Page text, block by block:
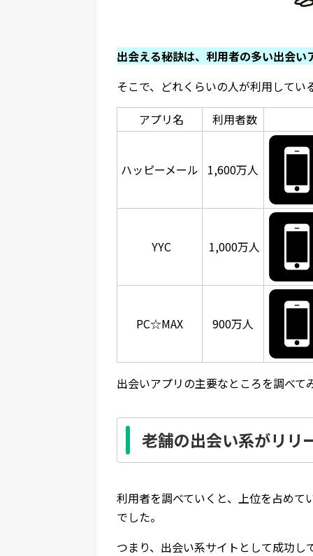
出会える秘訣は、利用者の多い出会い
そこで、どれくらいの人が利用してい
アプリ名
利用者数
ハッピーメール 1,600万人
YYC 1,000万人
PC☆MAX 900万人
出会いアプリの主要なところを調べ
老舗の出会い系がリリ
利用者を調べていくと、上位を占め
でした。
つまり、出会い系サイトとして成功